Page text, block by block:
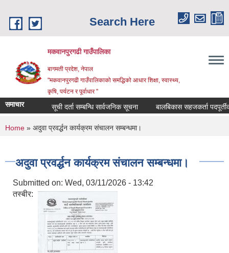
Search Here
मकवानपुरगढी गाउँपालिका
बागमती प्रदेश, नेपाल
"मकवानपुरगढी गाउँपालिकाको समद्धिको आधार शिक्षा, स्‍वास्‍थ्‍य,
कृषि, पर्यटन र पूर्वाधार "
समाचार सूची दर्ता सम्बन्धि सार्वजनिक सूचना बालबिकास सहजकर्ता पदपूर्तीका
You are here
Home » अदुवा प्रवर्द्धन कार्यक्रम संचालन सम्बन्धमा।
अदुवा प्रवर्द्धन कार्यक्रम संचालन सम्बन्धमा।
Submitted on: Wed, 03/11/2026 - 13:42
तस्बीर: